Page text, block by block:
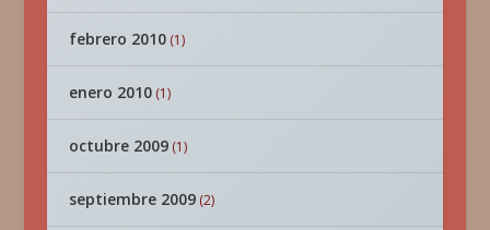
febrero 2010(1)
enero 2010(1)
octubre 2009(1)
septiembre 2009(2)